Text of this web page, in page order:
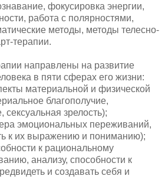
фокусировка энергии,
работа с полярностями,
методы, методы телесно-
терапии.
направлены на развитие
в пяти сферах его жизни:
материальной и физической
благополучие,
сексуальная зрелость);
эмоциональных переживаний,
к их выражению и пониманию);
к рациональному
анализу, способности к
и создавать себя и